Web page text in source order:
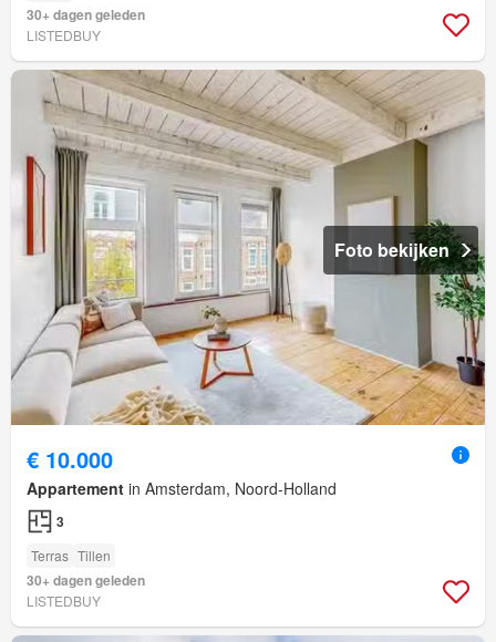
30+ dagen geleden
LISTEDBUY
Foto bekijken
€ 10.000
Appartement in Amsterdam, Noord-Holland
3
Terras Tillen
30+ dagen geleden
LISTEDBUY